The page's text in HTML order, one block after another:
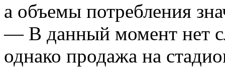
а объемы потребления
— В данный момент нет
однако продажа на